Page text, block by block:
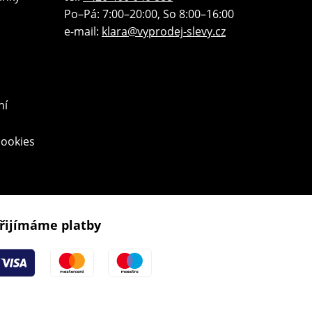
Po–Pá: 7:00–20:00, So 8:00–16:00
e-mail: klara@vyprodej-slevy.cz
platby